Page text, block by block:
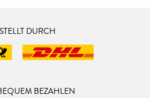
DURCH
BEZAHLEN